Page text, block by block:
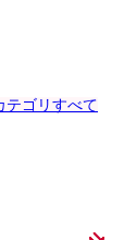
テゴリすべて